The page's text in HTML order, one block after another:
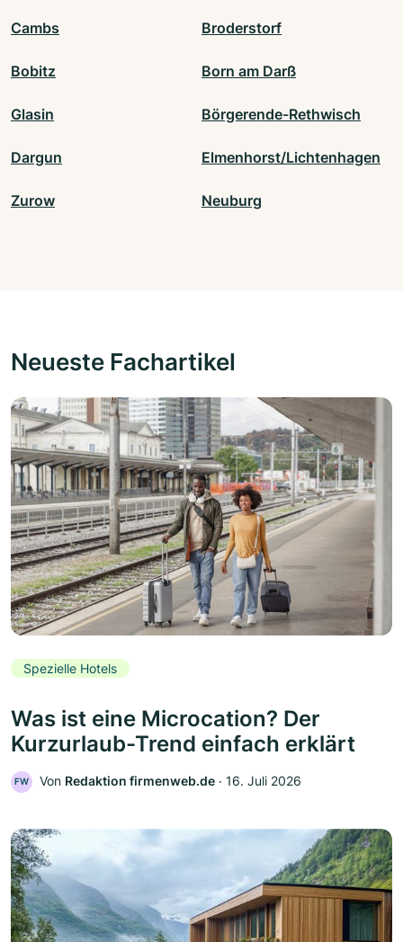
Cambs Broderstorf
Bobitz Born am Darß
Glasin Börgerende-Rethwisch
Dargun Elmenhorst/Lichtenhagen
Zurow Neuburg
Neueste Fachartikel
Spezielle Hotels
Was ist eine Microcation? Der
Kurzurlaub-Trend einfach erklärt
FW Von Redaktion firmenweb.de ‧ 16. Juli 2026